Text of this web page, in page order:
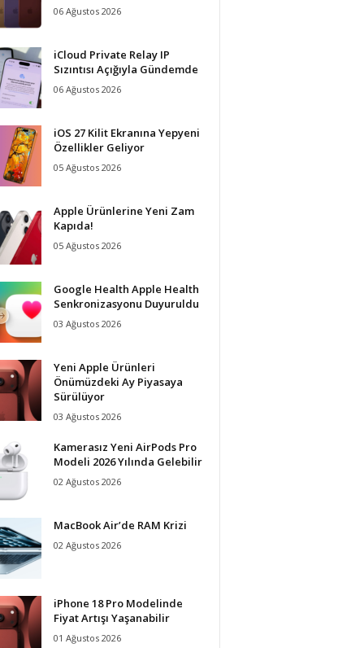
06 Ağustos 2026
iCloud Private Relay IP
Sızıntısı Açığıyla Gündemde
06 Ağustos 2026
iOS 27 Kilit Ekranına Yepyeni
Özellikler Geliyor
05 Ağustos 2026
Apple Ürünlerine Yeni Zam
Kapıda!
05 Ağustos 2026
Google Health Apple Health
Senkronizasyonu Duyuruldu
03 Ağustos 2026
Yeni Apple Ürünleri
Önümüzdeki Ay Piyasaya
Sürülüyor
03 Ağustos 2026
Kamerasız Yeni AirPods Pro
Modeli 2026 Yılında Gelebilir
02 Ağustos 2026
MacBook Air’de RAM Krizi
02 Ağustos 2026
iPhone 18 Pro Modelinde
Fiyat Artışı Yaşanabilir
01 Ağustos 2026